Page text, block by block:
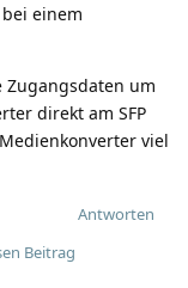
einem
Zugangsdaten um
direkt am SFP
viel
Antworten
Beitrag